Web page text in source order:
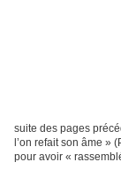
suite des pages
l’on refait son âme »
pour avoir «